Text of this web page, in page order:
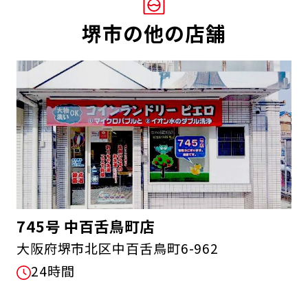
堺市の他の店舗
745号 中百舌鳥町店
大阪府堺市北区中百舌鳥町6-962
24時間